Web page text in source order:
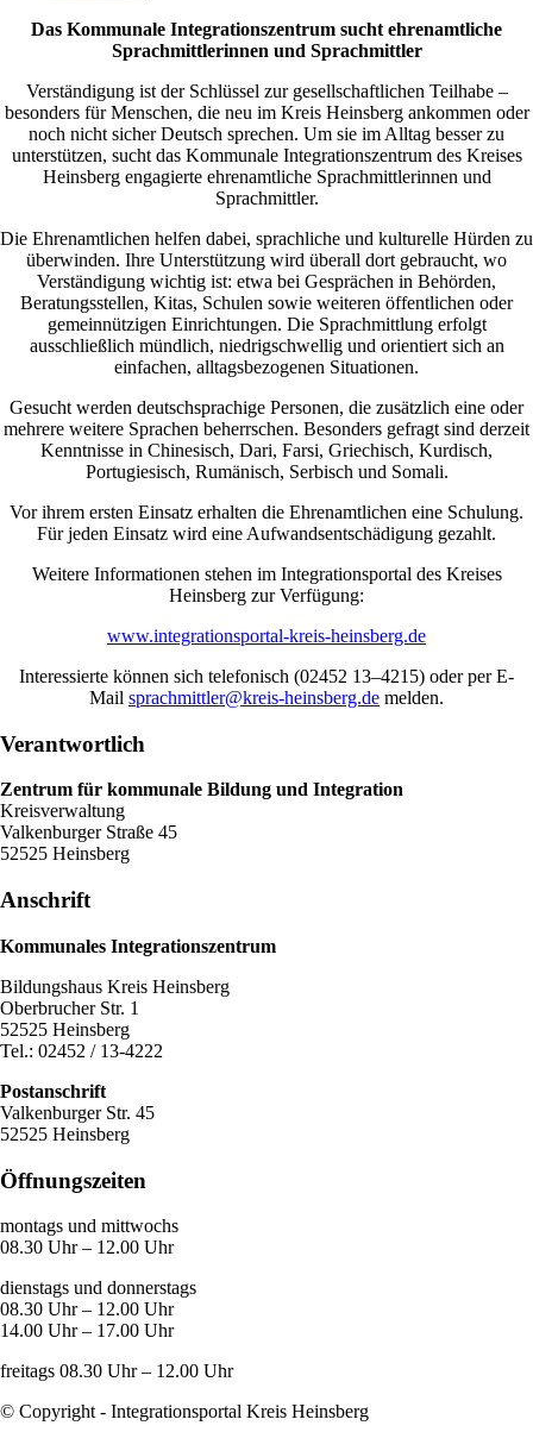
Das Kommunale Integrationszentrum sucht ehrenamtliche
Sprachmittlerinnen und Sprachmittler
Verständigung ist der Schlüssel zur gesellschaftlichen Teilhabe –
besonders für Menschen, die neu im Kreis Heinsberg ankommen oder
noch nicht sicher Deutsch sprechen. Um sie im Alltag besser zu
unterstützen, sucht das Kommunale Integrationszentrum des Kreises
Heinsberg engagierte ehrenamtliche Sprachmittlerinnen und
Sprachmittler.
Die Ehrenamtlichen helfen dabei, sprachliche und kulturelle Hürden zu
überwinden. Ihre Unterstützung wird überall dort gebraucht, wo
Verständigung wichtig ist: etwa bei Gesprächen in Behörden,
Beratungsstellen, Kitas, Schulen sowie weiteren öffentlichen oder
gemeinnützigen Einrichtungen. Die Sprachmittlung erfolgt
ausschließlich mündlich, niedrigschwellig und orientiert sich an
einfachen, alltagsbezogenen Situationen.
Gesucht werden deutschsprachige Personen, die zusätzlich eine oder
mehrere weitere Sprachen beherrschen. Besonders gefragt sind derzeit
Kenntnisse in Chinesisch, Dari, Farsi, Griechisch, Kurdisch,
Portugiesisch, Rumänisch, Serbisch und Somali.
Vor ihrem ersten Einsatz erhalten die Ehrenamtlichen eine Schulung.
Für jeden Einsatz wird eine Aufwandsentschädigung gezahlt.
Weitere Informationen stehen im Integrationsportal des Kreises
Heinsberg zur Verfügung:
www.integrationsportal-kreis-heinsberg.de
Interessierte können sich telefonisch (02452 13–4215) oder per E-
Mail sprachmittler@kreis-heinsberg.de melden.
Verantwortlich
Zentrum für kommunale Bildung und Integration
Kreisverwaltung
Valkenburger Straße 45
52525 Heinsberg
Anschrift
Kommunales Integrationszentrum
Bildungshaus Kreis Heinsberg
Oberbrucher Str. 1
52525 Heinsberg
Tel.: 02452 / 13-4222
Postanschrift
Valkenburger Str. 45
52525 Heinsberg
Öffnungszeiten
montags und mittwochs
08.30 Uhr – 12.00 Uhr
dienstags und donnerstags
08.30 Uhr – 12.00 Uhr
14.00 Uhr – 17.00 Uhr
freitags 08.30 Uhr – 12.00 Uhr
© Copyright - Integrationsportal Kreis Heinsberg